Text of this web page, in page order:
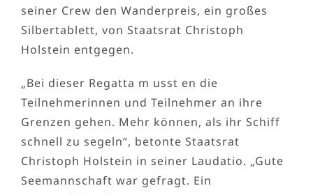
seiner Crew den Wanderpreis, ein großes
Silbertablett, von Staatsrat Christoph
Holstein entgegen.
„Bei dieser Regatta m usst en die
Teilnehmerinnen und Teilnehmer an ihre
Grenzen gehen. Mehr können, als ihr Schiff
schnell zu segeln“, betonte Staatsrat
Christoph Holstein in seiner Laudatio. „Gute
Seemannschaft war gefragt. Ein